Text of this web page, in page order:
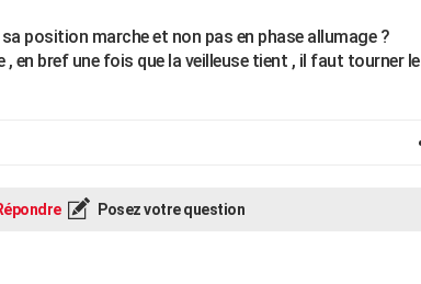
position marche et non pas en phase allumage ?
en bref une fois que la veilleuse tient , il faut tourner le
Posez votre question